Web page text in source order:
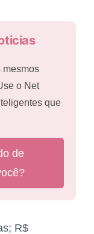
mesmos
o Net
que
de
R$